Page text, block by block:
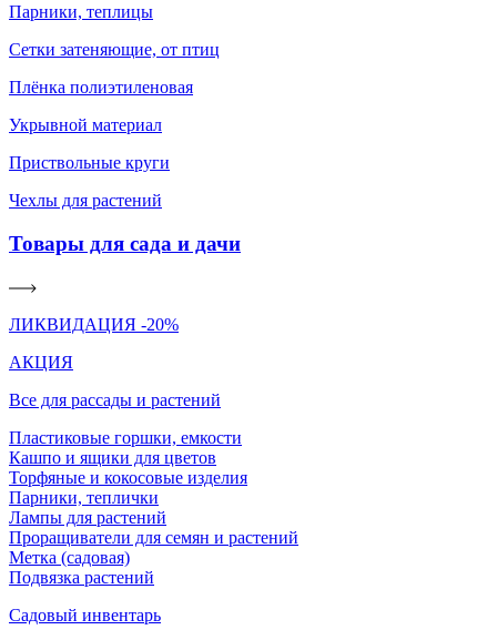
Парники, теплицы
Сетки затеняющие, от птиц
Плёнка полиэтиленовая
Укрывной материал
Приствольные круги
Чехлы для растений
Товары для сада и дачи
ЛИКВИДАЦИЯ -20%
АКЦИЯ
Все для рассады и растений
Пластиковые горшки, емкости
Кашпо и ящики для цветов
Торфяные и кокосовые изделия
Парники, теплички
Лампы для растений
Проращиватели для семян и растений
Метка (садовая)
Подвязка растений
Садовый инвентарь